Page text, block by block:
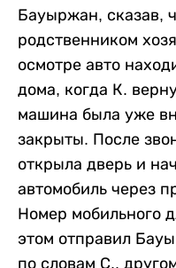
Бауыржан, сказав,
родственником
осмотре авто
дома, когда К.
машина была уже
закрыты. После
открыла дверь и
автомобиль через
Номер мобильного
этом отправил
по словам С.,